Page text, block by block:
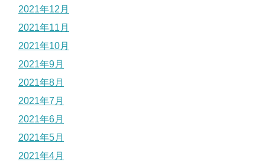
2021年12月
2021年11月
2021年10月
2021年9月
2021年8月
2021年7月
2021年6月
2021年5月
2021年4月